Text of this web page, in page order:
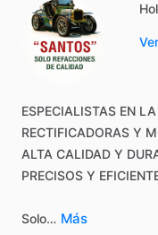
ESPECIALISTAS EN LA
RECTIFICADORAS Y
ALTA CALIDAD Y
PRECISOS Y
Solo… Más